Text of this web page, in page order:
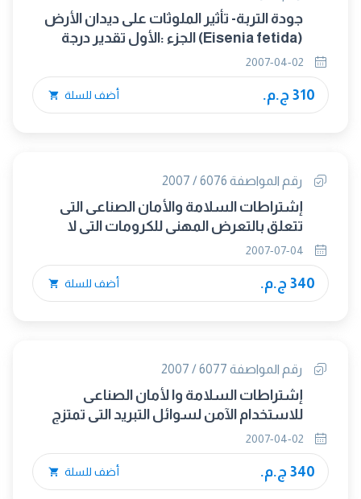
جودة التربة- تأثير الملوثات على ديدان الأرض
(Eisenia fetida) الجزء :الأول تقدير درجة
السمية الحادة بإستخدام الأرض الصناعية
310 ج.م. أضف للسلة
رقم المواصفة 6076 / 2007
إشتراطات السلامة والأمان الصناعى التى
تتعلق بالتعرض المهنى للكرومات التى لا
تذوب فى الماء
340 ج.م. أضف للسلة
رقم المواصفة 6077 / 2007
إشتراطات السلامة وا لأمان الصناعى
للاستخدام الآمن لسوائل التبريد التي تمتزج
بالماء والمستخدمة عند تشغيل المعادن
340 ج.م. أضف للسلة